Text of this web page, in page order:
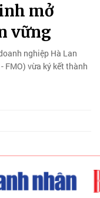
mở
vững
nghiệp Hà Lan
FMO) vừa ký kết thành